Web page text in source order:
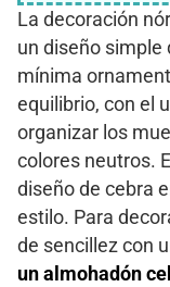
La decoración
un diseño simple
mínima
equilibrio, con el
organizar los
colores neutros.
diseño de cebra
estilo. Para
de sencillez con
un almohadón